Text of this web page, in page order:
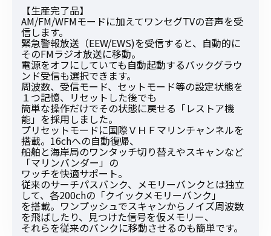
【生産完了品】
AM/FM/WFMモードに加えてワンセグTVの音声を受
信します。
緊急警報放送（EEW/EWS)を受信すると、自動的に
そのFMラジオ放送に移動。
電源をオフにしていても自動起動するバックグラウ
ンド受信も選択できます。
周波数、受信モード、セットモード等の設定状態を
１つ記憶、リセットした後でも
簡単な操作だけでその状態に戻せる「レストア機
能」を採用しました。
プリセットモードに国際ＶＨＦマリンチャンネルを
搭載。16chへの自動復帰、
船舶と海岸局のワンタッチ切り替えやスキャンなど
「マリンバンダー」の
ワッチを快適サポート。
従来のサーチパスバンク、メモリーバンクとは独立
して、各200chの「クイックメモリーバンク」
を搭載。ワンプッシュでスキャンからノイズ周波数
を飛ばしたり、見つけた信号を仮メモリー、
それらを従来のバンクに移動させるのも簡単です。